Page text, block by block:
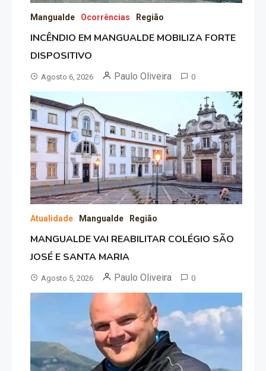
Mangualde Ocorrências Região
INCÊNDIO EM MANGUALDE MOBILIZA FORTE
DISPOSITIVO
Agosto 6, 2026 Paulo Oliveira 0
Atualidade Mangualde Região
MANGUALDE VAI REABILITAR COLÉGIO SÃO
JOSÉ E SANTA MARIA
Agosto 5, 2026 Paulo Oliveira 0